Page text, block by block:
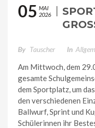
05 MAI
2026
By Tauscher In
Am Mittwoch, dem
gesamte
dem Sportplatz, um
den verschiedenen
Ballwurf, Sprint und
Schülerinnen ihr